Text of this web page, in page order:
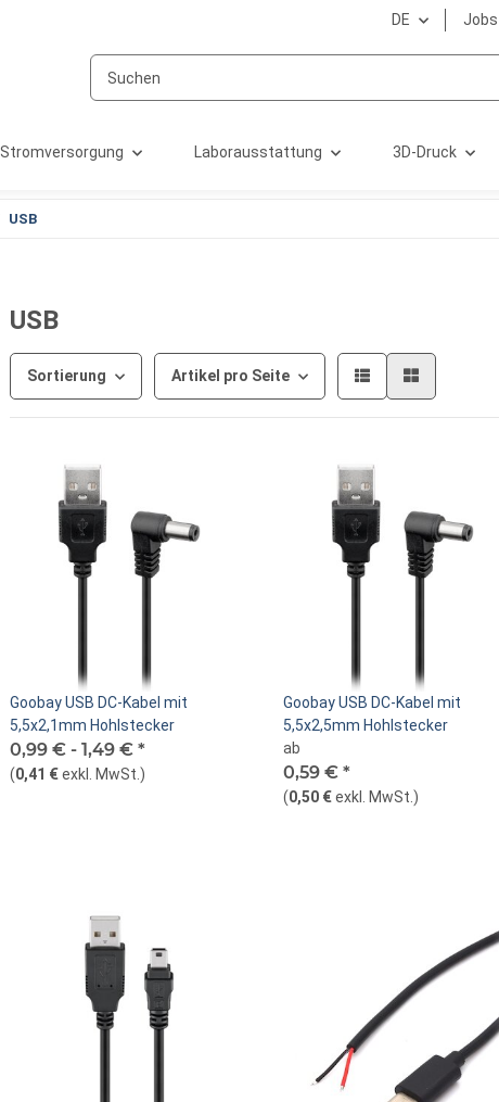
DE
Stromversorgung Laborausstattung 3D-Druck
USB
USB
Sortierung Artikel pro Seite
Goobay USB DC-Kabel mit
5,5x2,1mm Hohlstecker
0,99 € - 1,49 € *
(0,41 €exkl. MwSt. )
Goobay USB DC-Kabel mit
5,5x2,5mm Hohlstecker
ab
0,59 € *
(0,50 €exkl. MwSt. )